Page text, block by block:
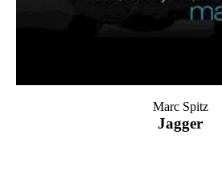
Jagger
Marc Spitz